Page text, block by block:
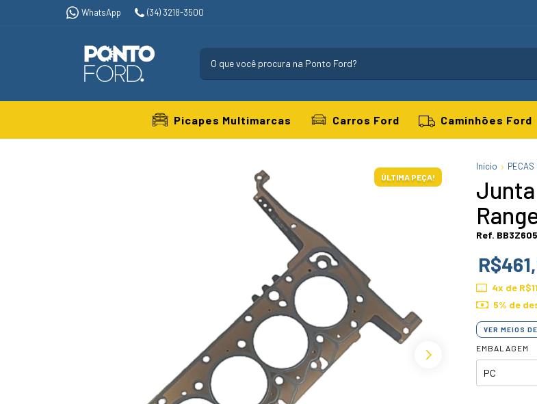
WhatsApp (34) 3218-3500
Picapes Multimarcas Carros Ford Caminhões Ford
ÚLTIMA PEÇA!
Início PECAS
Junta
Ref.
4x de
5% de
VER MEIOS
EMBALAGEM